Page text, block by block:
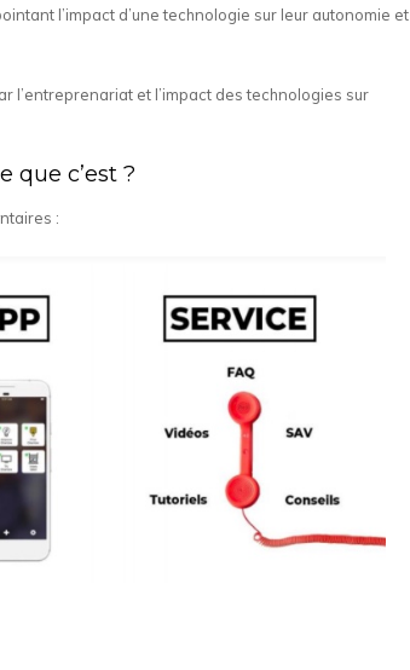
l’impact d’une technologie sur leur autonomie et
l’entreprenariat et l’impact des technologies sur
que c’est ?
: